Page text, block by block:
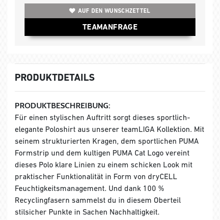
AUF DEN WUNSCHZETTEL
TEAMANFRAGE
PRODUKTDETAILS
PRODUKTBESCHREIBUNG:
Für einen stylischen Auftritt sorgt dieses sportlich-
elegante Poloshirt aus unserer teamLIGA Kollektion. Mit
seinem strukturierten Kragen, dem sportlichen PUMA
Formstrip und dem kultigen PUMA Cat Logo vereint
dieses Polo klare Linien zu einem schicken Look mit
praktischer Funktionalität in Form von dryCELL
Feuchtigkeitsmanagement. Und dank 100 %
Recyclingfasern sammelst du in diesem Oberteil
stilsicher Punkte in Sachen Nachhaltigkeit.